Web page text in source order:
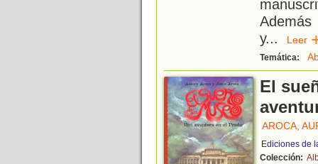
y...
Temática:
El
AROCA,
Ediciones de
Colección: